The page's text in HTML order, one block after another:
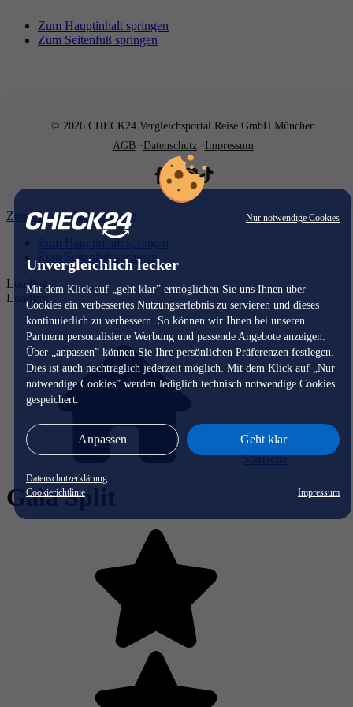
Nur notwendige Cookies
Unvergleichlich lecker
Mit dem Klick auf „geht klar” ermöglichen Sie uns Ihnen über
Cookies ein verbessertes Nutzungserlebnis zu servieren und dieses
kontinuierlich zu verbessern. So können wir Ihnen bei unseren
Partnern personalisierte Werbung und passende Angebote anzeigen.
Über „anpassen” können Sie Ihre persönlichen Präferenzen festlegen.
Dies ist auch nachträglich jederzeit möglich. Mit dem Klick auf „Nur
notwendige Cookies” werden lediglich technisch notwendige Cookies
gespeichert.
Anpassen Geht klar
Datenschutzerklärung
Cookierichtlinie
Impressum
Zum Hauptinhalt springen
Zum Seitenfuß springen
© 2026 CHECK24 Vergleichsportal Reise GmbH München
AGB
Datenschutz Impressum
Zum Hauptinhalt springen
Zum Hauptinhalt springen
Zum Seitenfuß springen
Loading...
Loading...
Startseite
Gala Split